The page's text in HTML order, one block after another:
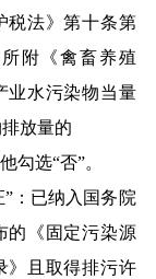
税法》第十条第
附《禽畜养殖
业水污染物当量
放量的
勾选“否”。
”：已纳入国务院
的《固定污染源
》且取得排污许